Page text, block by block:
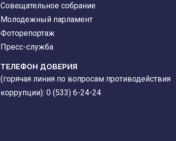
Совещательное собрание
Молодежный парламент
Фоторепортаж
Пресс-служба
ТЕЛЕФОН ДОВЕРИЯ
(горячая линия по вопросам противодействия
коррупции): 0 (533) 6-24-24